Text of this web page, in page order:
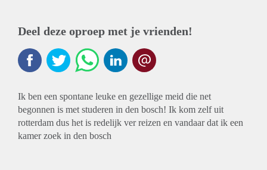
Deel deze oproep met je vrienden!
Ik ben een spontane leuke en gezellige meid die net
begonnen is met studeren in den bosch! Ik kom zelf uit
rotterdam dus het is redelijk ver reizen en vandaar dat ik een
kamer zoek in den bosch